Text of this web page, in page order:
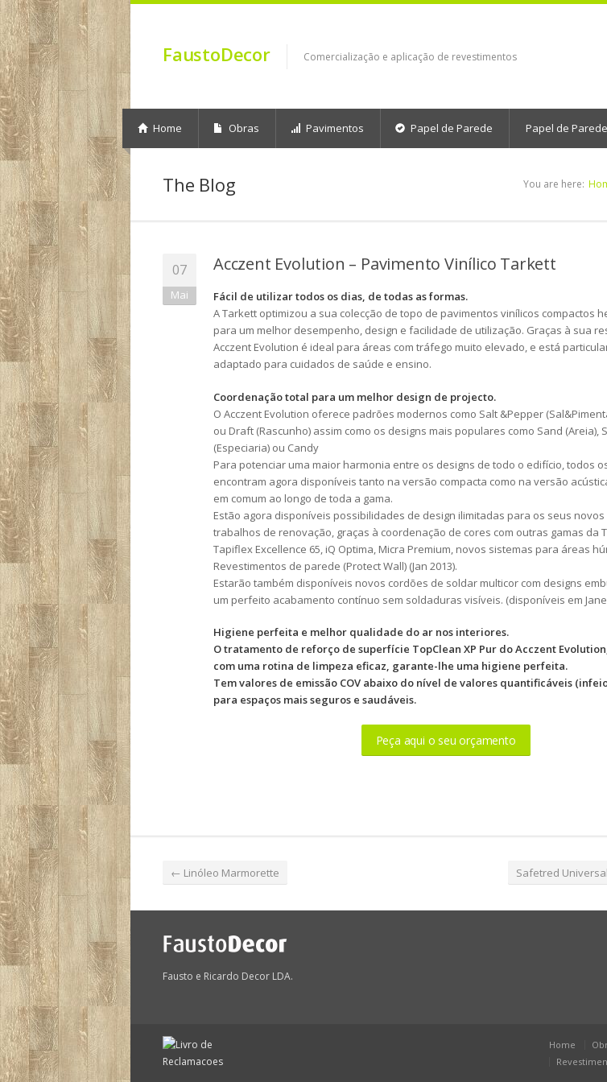
FaustoDecor Comercialização e aplicação de revestimentos
Home Obras Pavimentos Papel de Parede Papel de
The Blog You are here:
07
Mai
Acczent Evolution – Pavimento Vinílico Tarkett
Fácil de utilizar todos os dias, de todas as formas.
A Tarkett optimizou a sua colecção de topo de pavimentos vinílicos compactos
para um melhor desempenho, design e facilidade de utilização. Graças à sua
Acczent Evolution é ideal para áreas com tráfego muito elevado, e está
adaptado para cuidados de saúde e ensino.
Coordenação total para um melhor design de projecto.
O Acczent Evolution oferece padrões modernos como Salt &Pepper
ou Draft (Rascunho) assim como os designs mais populares como Sand (Areia),
(Especiaria) ou Candy
Para potenciar uma maior harmonia entre os designs de todo o edifício, todos
encontram agora disponíveis tanto na versão compacta como na versão
em comum ao longo de toda a gama.
Estão agora disponíveis possibilidades de design ilimitadas para os seus
trabalhos de renovação, graças à coordenação de cores com outras gamas da
Tapiflex Excellence 65, iQ Optima, Micra Premium, novos sistemas para áreas
Revestimentos de parede (Protect Wall) (Jan 2013).
Estarão também disponíveis novos cordões de soldar multicor com designs
um perfeito acabamento contínuo sem soldaduras visíveis. (disponíveis em
Higiene perfeita e melhor qualidade do ar nos interiores.
O tratamento de reforço de superfície TopClean XP Pur do Acczent
com uma rotina de limpeza eficaz, garante-lhe uma higiene perfeita.
Tem valores de emissão COV abaixo do nível de valores quantificáveis
para espaços mais seguros e saudáveis.
Peça aqui o seu orçamento
← Linóleo Marmorette Safetred
Fausto e Ricardo Decor LDA.
Home